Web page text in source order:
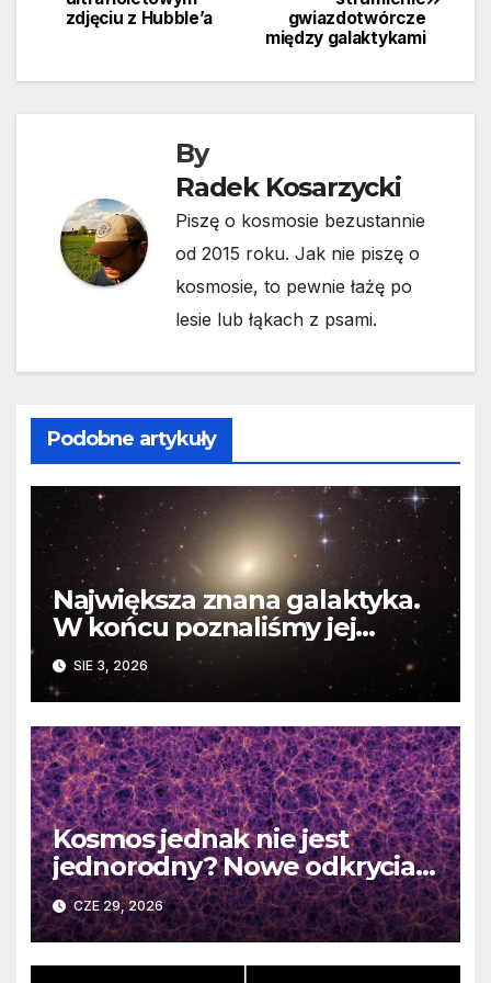
wpisu
gwiazdotwórcze
między galaktykami
zdjęciu z Hubble’a
By
Radek Kosarzycki
Piszę o kosmosie bezustannie
od 2015 roku. Jak nie piszę o
kosmosie, to pewnie łażę po
lesie lub łąkach z psami.
Podobne artykuły
Największa znana galaktyka.
W końcu poznaliśmy jej
faktyczne wymiary
SIE 3, 2026
Kosmos jednak nie jest
jednorodny? Nowe odkrycia
DESI burzą fundamentalne
zasady kosmologii
CZE 29, 2026